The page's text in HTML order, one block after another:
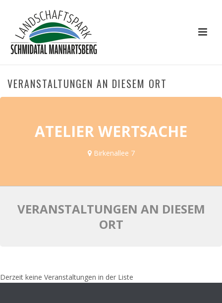
VERANSTALTUNGEN AN DIESEM ORT
ATELIER WERTSACHE
Birkenallee 7
VERANSTALTUNGEN AN DIESEM
ORT
Derzeit keine Veranstaltungen in der Liste